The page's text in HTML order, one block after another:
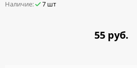
Наличие: 7 шт
55 руб.